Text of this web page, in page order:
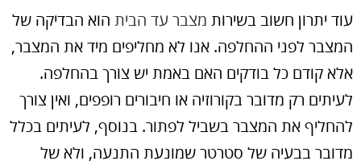
עוד יתרון חשוב בשירות מצבר עד הבית הוא הבדיקה של
המצבר לפני ההחלפה. אנו לא מחליפים מיד את המצבר,
אלא קודם כל בודקים האם באמת יש צורך בהחלפה.
לעיתים רק מדובר בקורוזיה או חיבורים רופפים, ואין צורך
להחליף את המצבר בשביל לפתור. בנוסף, לעיתים בכלל
מדובר בבעיה של סטרטר שמונעת התנעה, ולא של